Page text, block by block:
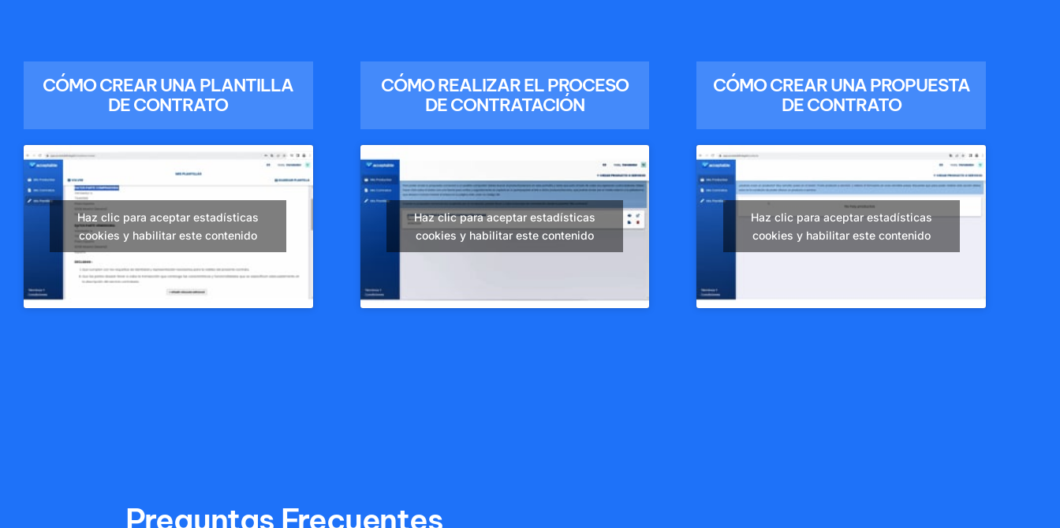
CÓMO CREAR UNA PLANTILLA
DE CONTRATO
Haz clic para aceptar estadísticas
cookies y habilitar este contenido
CÓMO REALIZAR EL PROCESO
DE CONTRATACIÓN
Haz clic para aceptar estadísticas
cookies y habilitar este contenido
CÓMO CREAR UNA PROPUESTA
DE CONTRATO
Haz clic para aceptar estadísticas
cookies y habilitar este contenido
Preguntas Frecuentes